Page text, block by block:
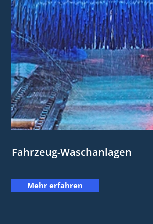
Fahrzeug-Waschanlagen
Mehr erfahren